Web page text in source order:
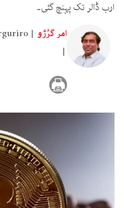
ارب ڈالر تک پہنچ گئی۔
امر گرُڑو